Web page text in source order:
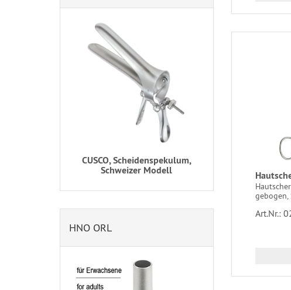
gebogen,
Art.Nr.:
CUSCO, Scheidenspekulum,
Schweizer Modell
HNO ORL